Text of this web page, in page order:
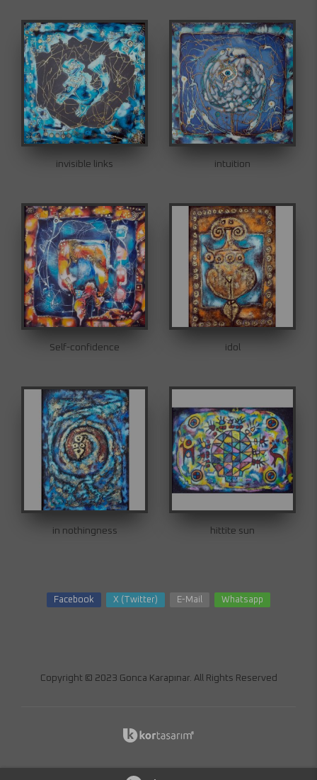
invisible links intuition
Self-confidence idol
in nothingness hittite sun
Facebook X (Twitter) E-Mail Whatsapp
Copyright © 2023 Gonca Karapınar. All Rights Reserved